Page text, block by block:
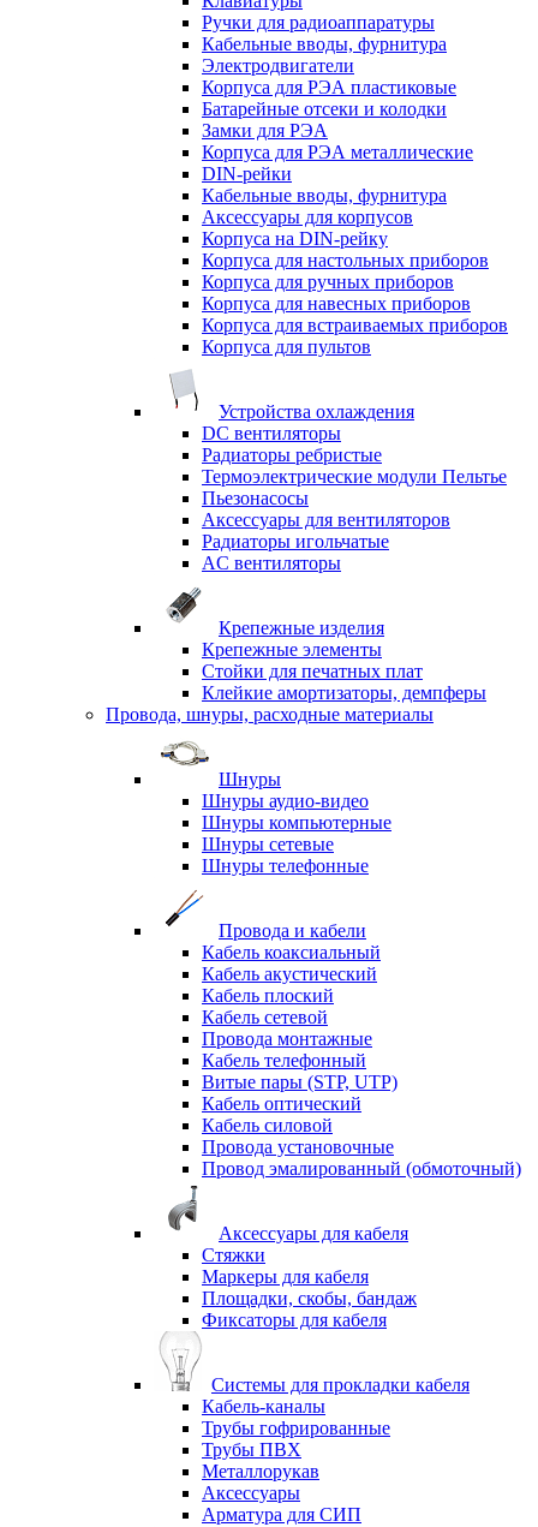
Ручки для радиоаппаратуры
Кабельные вводы, фурнитура
Электродвигатели
Корпуса для РЭА пластиковые
Батарейные отсеки и колодки
Замки для РЭА
Корпуса для РЭА металлические
DIN-рейки
Кабельные вводы, фурнитура
Аксессуары для корпусов
Корпуса на DIN-рейку
Корпуса для настольных приборов
Корпуса для ручных приборов
Корпуса для навесных приборов
Корпуса для встраиваемых приборов
Корпуса для пультов
Устройства охлаждения
DC вентиляторы
Радиаторы ребристые
Термоэлектрические модули Пельтье
Пьезонасосы
Аксессуары для вентиляторов
Радиаторы игольчатые
AC вентиляторы
Крепежные изделия
Крепежные элементы
Стойки для печатных плат
Клейкие амортизаторы, демпферы
Провода, шнуры, расходные материалы
Шнуры
Шнуры аудио-видео
Шнуры компьютерные
Шнуры сетевые
Шнуры телефонные
Провода и кабели
Кабель коаксиальный
Кабель акустический
Кабель плоский
Кабель сетевой
Провода монтажные
Кабель телефонный
Витые пары (STP, UTP)
Кабель оптический
Кабель силовой
Провода установочные
Провод эмалированный (обмоточный)
Аксессуары для кабеля
Стяжки
Маркеры для кабеля
Площадки, скобы, бандаж
Фиксаторы для кабеля
Системы для прокладки кабеля
Кабель-каналы
Трубы гофрированные
Трубы ПВХ
Металлорукав
Аксессуары
Арматура для СИП